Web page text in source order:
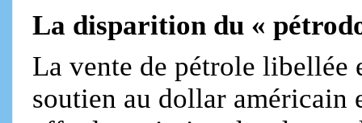
La disparition du «
La vente de pétrole libellée
soutien au dollar américain